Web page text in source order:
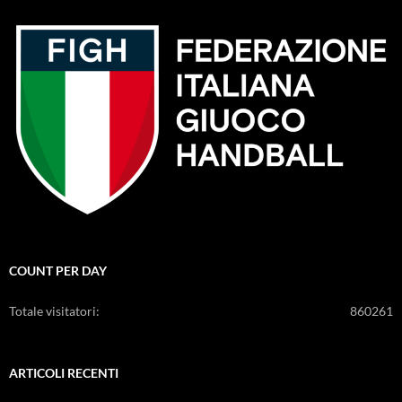
COUNT PER DAY
860261
Totale visitatori:
ARTICOLI RECENTI